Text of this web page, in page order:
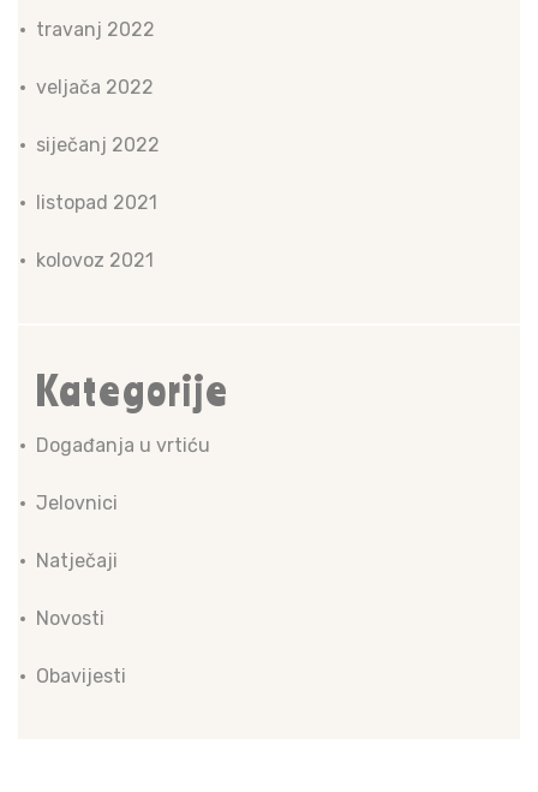
travanj 2022
veljača 2022
siječanj 2022
listopad 2021
kolovoz 2021
Kategorije
Događanja u vrtiću
Jelovnici
Natječaji
Novosti
Obavijesti